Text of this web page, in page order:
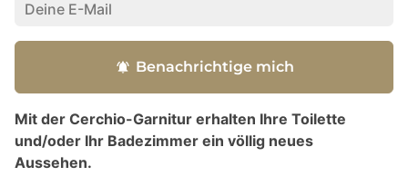
notifications_active Benachrichtige mich
Mit der Cerchio-Garnitur erhalten Ihre Toilette
und/oder Ihr Badezimmer ein völlig neues
Aussehen.